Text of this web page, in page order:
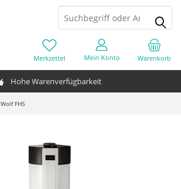
Hohe Warenverfügbarkeit
Warenkorb
Merkzettel Mein Konto
Wolf FHS